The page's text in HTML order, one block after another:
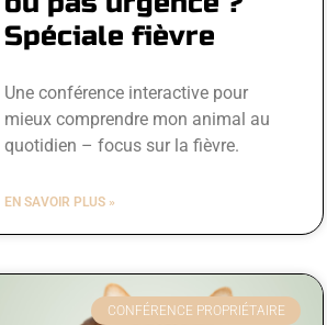
Spéciale fièvre
Une conférence interactive pour
mieux comprendre mon animal au
quotidien – focus sur la fièvre.
EN SAVOIR PLUS »
CONFÉRENCE PROPRIÉTAIRE